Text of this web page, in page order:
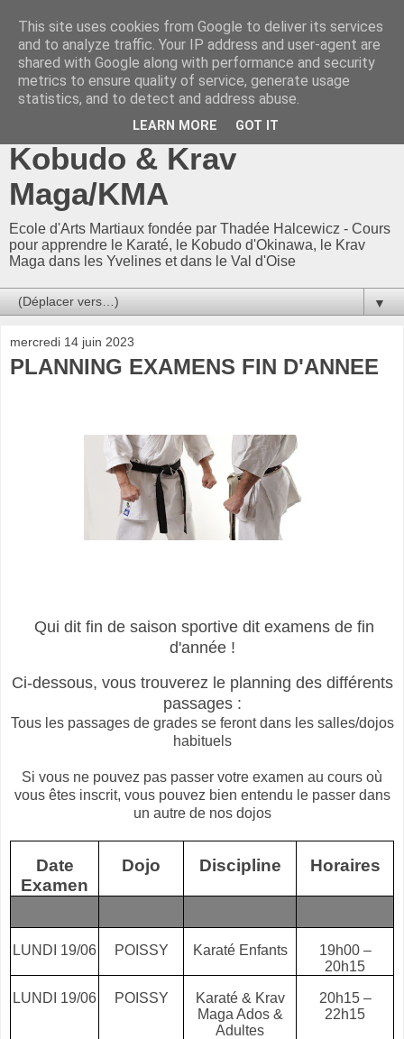
CKF 78-95 / CKF78-95 -
Ecole Arts Martiaux
d'Adam Neuman : Karaté,
Kobudo & Krav
Maga/KMA
Ecole d'Arts Martiaux fondée par Thadée Halcewicz - Cours
pour apprendre le Karaté, le Kobudo d'Okinawa, le Krav
Maga dans les Yvelines et dans le Val d'Oise
▼
mercredi 14 juin 2023
PLANNING EXAMENS FIN D'ANNEE
Qui dit fin de saison sportive dit examens de fin
d'année !
Ci-dessous, vous trouverez le planning des différents
passages :
Tous les passages de grades se feront dans les salles/dojos
habituels
Si vous ne pouvez pas passer votre examen au cours où
vous êtes inscrit, vous pouvez bien entendu le passer dans
un autre de nos dojos
Date
Examen
Dojo Discipline Horaires
LUNDI 19/06 POISSY Karaté Enfants
19h00 –
20h15
LUNDI 19/06 POISSY
Karaté & Krav
Maga Ados &
Adultes
20h15 –
22h15
This site uses cookies from Google to deliver its services
and to analyze traffic. Your IP address and user-agent are
shared with Google along with performance and security
metrics to ensure quality of service, generate usage
statistics, and to detect and address abuse.
LEARN MORE GOT IT